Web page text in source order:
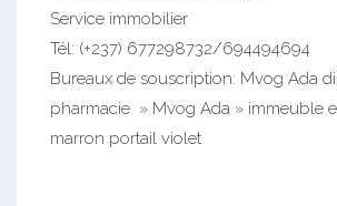
Service immobilier
Tél: (+237) 677298732/694494694
Bureaux de souscription: Mvog Ada
pharmacie » Mvog Ada » immeuble
marron portail violet